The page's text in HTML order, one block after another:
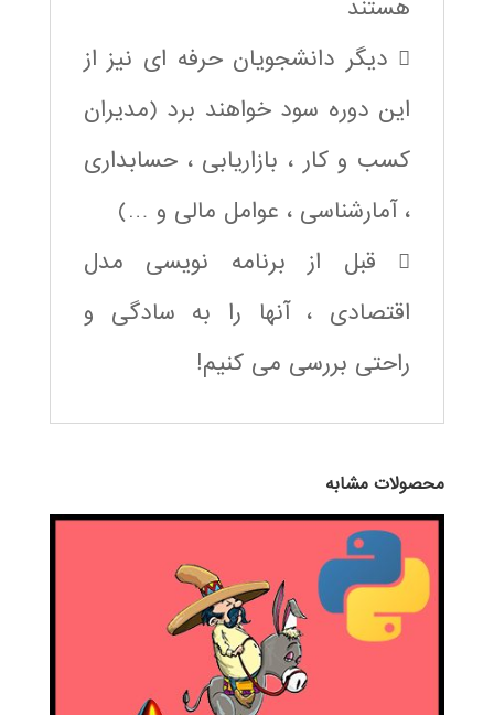
هستند
 دیگر دانشجویان حرفه ای نیز از
این دوره سود خواهند برد (مدیران
کسب و کار ، بازاریابی ، حسابداری
، آمارشناسی ، عوامل مالی و …)
 قبل از برنامه نویسی مدل
اقتصادی ، آنها را به سادگی و
راحتی بررسی می کنیم!
محصولات مشابه